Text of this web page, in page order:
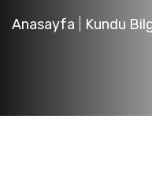
Anasayfa Kundu